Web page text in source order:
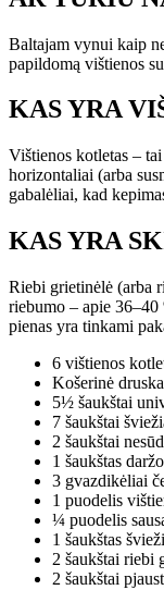
Baltajam vynui kaip
papildomą vištienos
KAS YRA
Vištienos kotletas –
horizontaliai (arba
gabalėliai, kad
KAS YRA
Riebi grietinėlė (arba
riebumo – apie 36–40
pienas yra tinkami
6 vištienos
Košerinė
5½ šaukštai
7 šaukštai
2 šaukštai
1 šaukštas
3 gvazdikėliai
1 puodelis
¼ puodelis
1 šaukštas
2 šaukštai riebi
2 šaukštai